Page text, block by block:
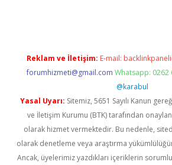
Reklam ve İletişim: E-mail:
forumhizmeti@gmail.com Whatsapp: 0262
@karabul
Yasal Uyarı: Sitemiz, 5651 Sayılı Kanun
ve İletişim Kurumu (BTK) tarafından
olarak hizmet vermektedir. Bu nedenle,
olarak denetleme veya araştırma
Ancak, üyelerimiz yazdıkları içeriklerin